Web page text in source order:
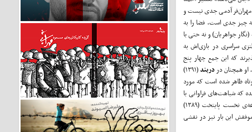
مهران‌فر آدمی جدی نیست و
چیز جدی است، فضا را به
جواهریان) و نه حتی با
سراسری در بازی‌‌اش به
که این جمع چهار پنج
همچنان در دربند
(۱۳۹۱)
ظاهر شده است که مورد
که شباهت‌های فراوانی با
نقش ارسطو در مجموعه‌های مختلف «پایتخت» دارد. هرچند که مجموعه‌ی نخست پایتخت (۱۳۸۹)
این بار نیز در نقشی